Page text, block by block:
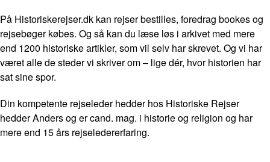
På Historiskerejser.dk kan rejser bestilles, foredrag bookes og
rejsebøger købes. Og så kan du læse løs i arkivet med mere
end 1200 historiske artikler, som vil selv har skrevet. Og vi har
været alle de steder vi skriver om – lige dér, hvor historien har
sat sine spor.
Din kompetente rejseleder hedder hos Historiske Rejser
hedder Anders og er cand. mag. i historie og religion og har
mere end 15 års rejseledererfaring.